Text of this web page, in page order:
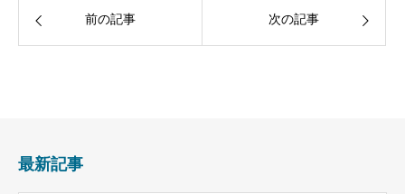
前の記事 次の記事
最新記事